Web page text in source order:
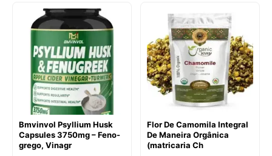
Bmvinvol Psyllium Husk
Capsules 3750mg – Feno-
grego, Vinagr
Flor De Camomila Integral
De Maneira Orgânica
(matricaria Ch